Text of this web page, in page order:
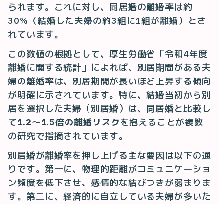
られます。これに対し、同居婚の離婚率は約
30%（結婚した夫婦の約3組に1組が離婚）とさ
れています。
この数値の根拠として、厚生労働省「令和4年度
離婚に関する統計」によれば、別居期間がある夫
婦の離婚率は、別居期間が長いほど上昇する傾向
が明確に示されています。特に、結婚当初から別
居を選択した夫婦（別居婚）は、同居婚と比較し
て1.2〜1.5倍の離婚リスクを抱えることが複数
の研究で指摘されています。
別居婚が離婚率を押し上げる主な要因は以下の通
りです。第一に、物理的距離がコミュニケーショ
ン頻度を低下させ、感情的な結びつきが弱まりま
す。第二に、経済的に自立している夫婦が多いた